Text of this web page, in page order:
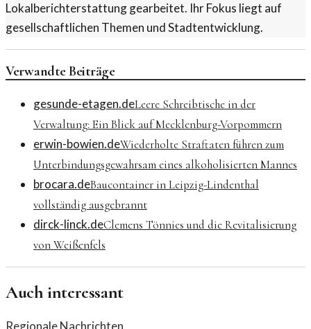
Lokalberichterstattung gearbeitet. Ihr Fokus liegt auf
gesellschaftlichen Themen und Stadtentwicklung.
Verwandte Beiträge
gesunde-etagen.deLeere Schreibtische in der
Verwaltung: Ein Blick auf Mecklenburg-Vorpommern
erwin-bowien.deWiederholte Straftaten führen zum
Unterbindungsgewahrsam eines alkoholisierten Mannes
brocara.deBaucontainer in Leipzig-Lindenthal
vollständig ausgebrannt
dirck-linck.deClemens Tönnies und die Revitalisierung
von Weißenfels
Auch interessant
Regionale Nachrichten